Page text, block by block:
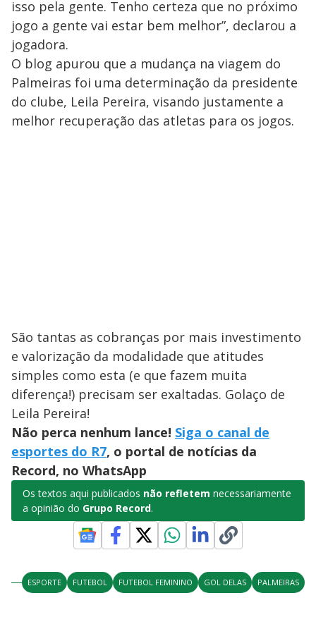
isso pela gente. Tenho certeza que no próximo
jogo a gente vai estar bem melhor”, declarou a
jogadora.
O blog apurou que a mudança na viagem do
Palmeiras foi uma determinação da presidente
do clube, Leila Pereira, visando justamente a
melhor recuperação das atletas para os jogos.
São tantas as cobranças por mais investimento
e valorização da modalidade que atitudes
simples como esta (e que fazem muita
diferença!) precisam ser exaltadas. Golaço de
Leila Pereira!
Não perca nenhum lance! Siga o canal de
esportes do R7, o portal de notícias da
Record, no WhatsApp
Os textos aqui publicados não refletem necessariamente
a opinião do Grupo Record.
ESPORTE FUTEBOL FUTEBOL FEMININO GOL DELAS PALMEIRAS